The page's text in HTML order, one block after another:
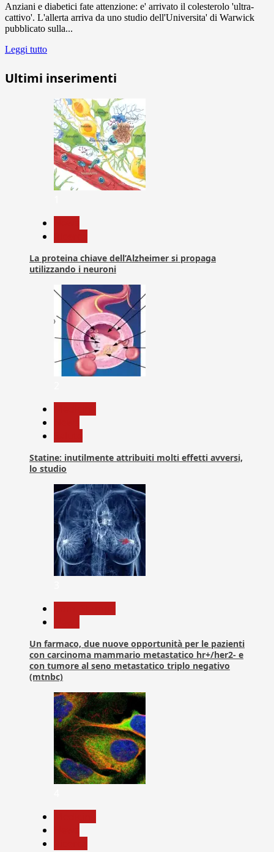
Anziani e diabetici fate attenzione: e' arrivato il colesterolo 'ultra-
cattivo'. L'allerta arriva da uno studio dell'Universita' di Warwick
pubblicato sulla...
Leggi tutto
Ultimi inserimenti
La proteina chiave dell’Alzheimer si propaga
utilizzando i neuroni
Statine: inutilmente attribuiti molti effetti avversi,
lo studio
Un farmaco, due nuove opportunità per le pazienti
con carcinoma mammario metastatico hr+/her2- e
con tumore al seno metastatico triplo negativo
(mtnbc)